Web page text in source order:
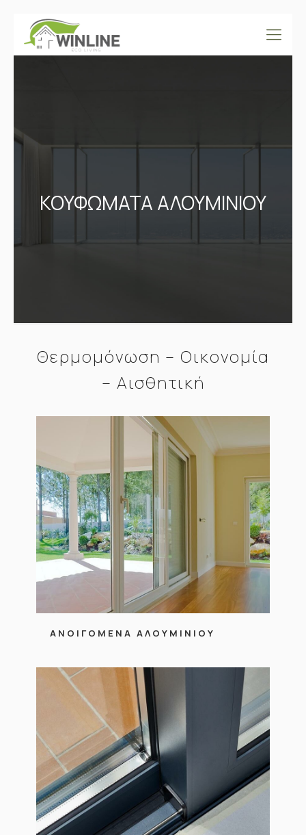
ΚΟΥΦΩΜΑΤΑ ΑΛΟΥΜΙΝΙΟΥ
Θερμομόνωση – Οικονομία
– Αισθητική
ΑΝΟΙΓΟΜΕΝΑ ΑΛΟΥΜΙΝΙΟΥ